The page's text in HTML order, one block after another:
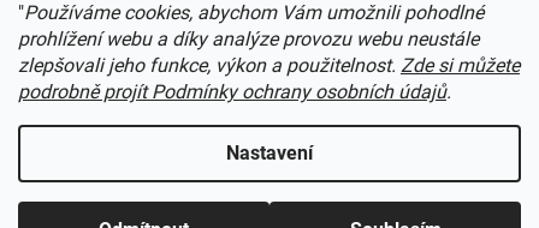
"Používáme cookies, abychom Vám umožnili pohodlné
prohlížení webu a díky analýze provozu webu neustále
zlepšovali jeho funkce, výkon a použitelnost. Zde si můžete
podrobně projít Podmínky ochrany osobních údajů.
Nastavení
Copyright 2026 itvlaky.cz . Všechna práva vyhrazena. Upravit nastavení cookies